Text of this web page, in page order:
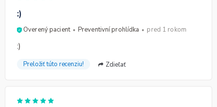
:)
Overený pacient Preventivní prohlídka pred 1 rokom
:)
Preložiť túto recenziu! Zdieľať